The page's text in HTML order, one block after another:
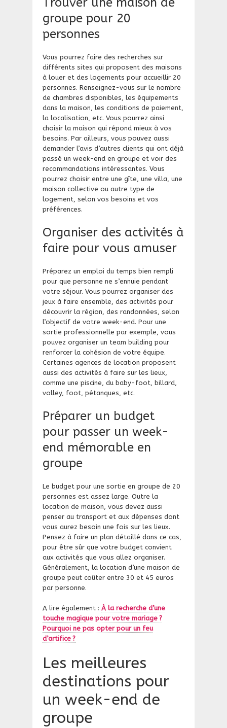
groupe pour 20
personnes
Vous pourrez faire des recherches sur
différents sites qui proposent des maisons
à louer et des logements pour accueillir 20
personnes. Renseignez-vous sur le nombre
de chambres disponibles, les équipements
dans la maison, les conditions de paiement,
la localisation, etc. Vous pourrez ainsi
choisir la maison qui répond mieux à vos
besoins. Par ailleurs, vous pouvez aussi
demander l’avis d’autres clients qui ont déjà
passé un week-end en groupe et voir des
recommandations intéressantes. Vous
pourrez choisir entre une gîte, une villa, une
maison collective ou autre type de
logement, selon vos besoins et vos
préférences.
Organiser des activités à
faire pour vous amuser
Préparez un emploi du temps bien rempli
pour que personne ne s’ennuie pendant
votre séjour. Vous pourrez organiser des
jeux à faire ensemble, des activités pour
découvrir la région, des randonnées, selon
l’objectif de votre week-end. Pour une
sortie professionnelle par exemple, vous
pouvez organiser un team building pour
renforcer la cohésion de votre équipe.
Certaines agences de location proposent
aussi des activités à faire sur les lieux,
comme une piscine, du baby-foot, billard,
volley, foot, pétanques, etc.
Préparer un budget
pour passer un week-
end mémorable en
groupe
Le budget pour une sortie en groupe de 20
personnes est assez large. Outre la
location de maison, vous devez aussi
penser au transport et aux dépenses dont
vous aurez besoin une fois sur les lieux.
Pensez à faire un plan détaillé dans ce cas,
pour être sûr que votre budget convient
aux activités que vous allez organiser.
Généralement, la location d’une maison de
groupe peut coûter entre 30 et 45 euros
par personne.
A lire également : À la recherche d’une
touche magique pour votre mariage ?
Pourquoi ne pas opter pour un feu
d’artifice ?
Les meilleures
destinations pour
un week-end de
groupe